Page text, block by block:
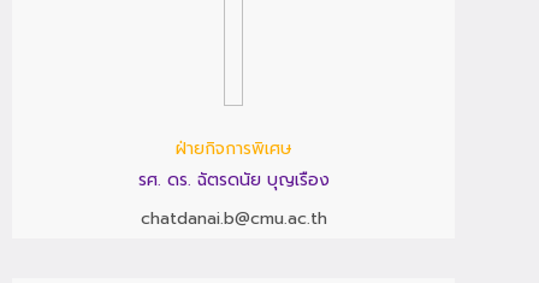
ฝ่ายกิจการพิเศษ
รศ. ดร. ฉัตรดนัย บุญเรือง
chatdanai.b@cmu.ac.th